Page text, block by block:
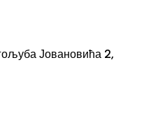
Јовановића 2,